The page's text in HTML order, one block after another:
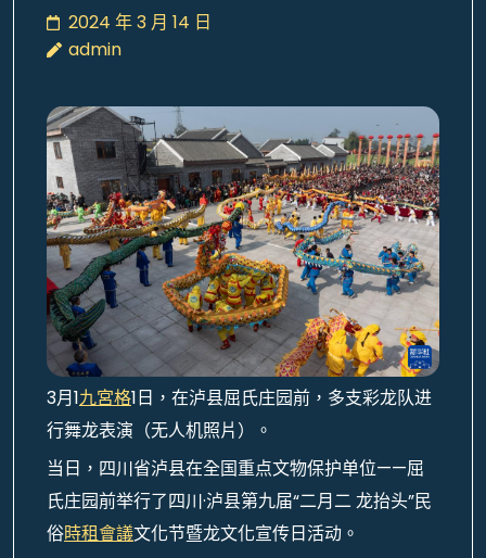
2024 年 3 月 14 日
admin
3月1九宮格1日，在泸县屈氏庄园前，多支彩龙队进
行舞龙表演（无人机照片）。
当日，四川省泸县在全国重点文物保护单位——屈
氏庄园前举行了四川·泸县第九届“二月二 龙抬头”民
俗時租會議文化节暨龙文化宣传日活动。